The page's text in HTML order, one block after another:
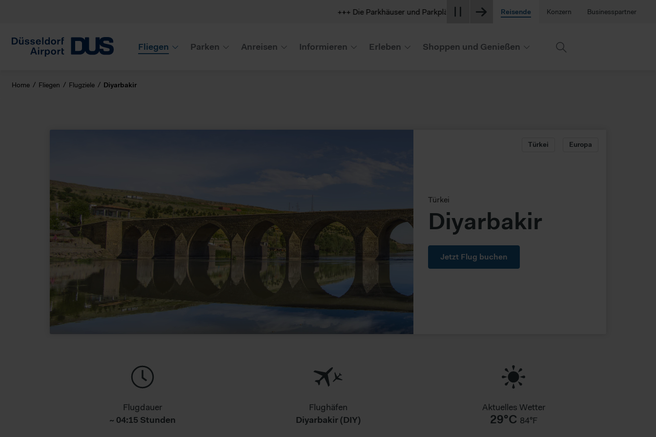
Fliegen Parken Anreisen Informieren Erleben Shoppen und Genießen
+++ Die Parkhäuser und Parkplätze am Flughafen sind derzeit stark nachgefragt.
Reisende Konzern Businesspartner
Home Fliegen Flugziele Diyarbakir
Türkei Europa
Türkei
Diyarbakir
Jetzt Flug buchen
Flugdauer
~ 04:15 Stunden
Flughäfen
Diyarbakir (DIY)
Aktuelles Wetter
29°C 84°F